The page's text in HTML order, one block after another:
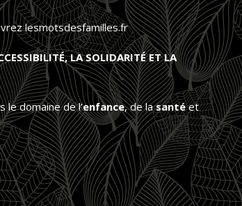
lesmotsdesfamilles.fr
LA SOLIDARITÉ ET LA
le domaine de l’enfance, de lasantéet